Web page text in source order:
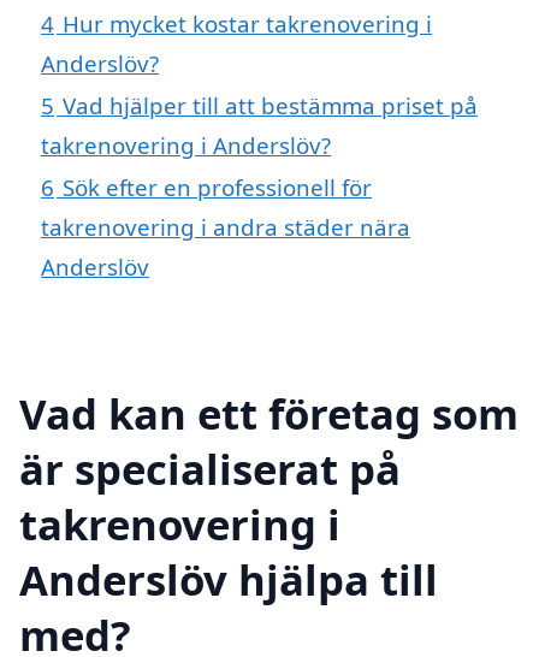
4 Hur mycket kostar takrenovering i
Anderslöv?
5 Vad hjälper till att bestämma priset på
takrenovering i Anderslöv?
6 Sök efter en professionell för
takrenovering i andra städer nära
Anderslöv
Vad kan ett företag som
är specialiserat på
takrenovering i
Anderslöv hjälpa till
med?